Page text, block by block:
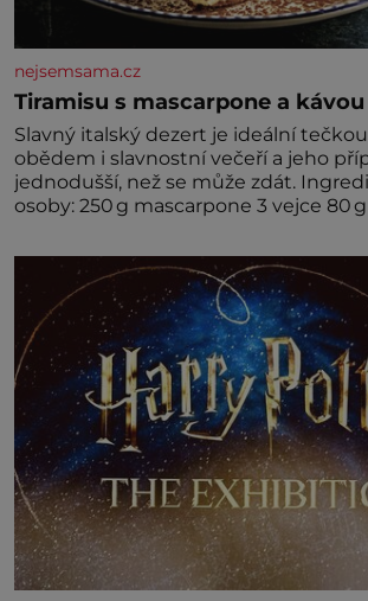
nejsemsama.cz
Tiramisu s mascarpone a kávou
Slavný italský dezert je ideální
obědem i slavnostní večeří a jeho
jednodušší, než se může zdát.
osoby: 250 g mascarpone 3 vejce 80 g cukru 200 g
amaretta kakao na posypání Postup: Oddělte
žloutky od bílků. Žloutky vyšlehejte s
světlé pěny a postupně do nich
mascarpone, aby vznikl hladký